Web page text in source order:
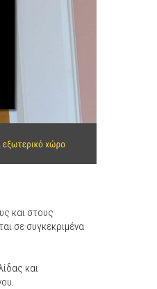
και στους
σε συγκεκριμένα
και